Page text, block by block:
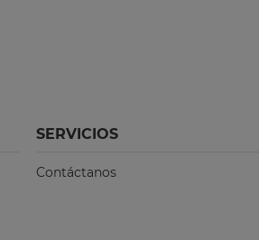
SERVICIOS
Contáctanos